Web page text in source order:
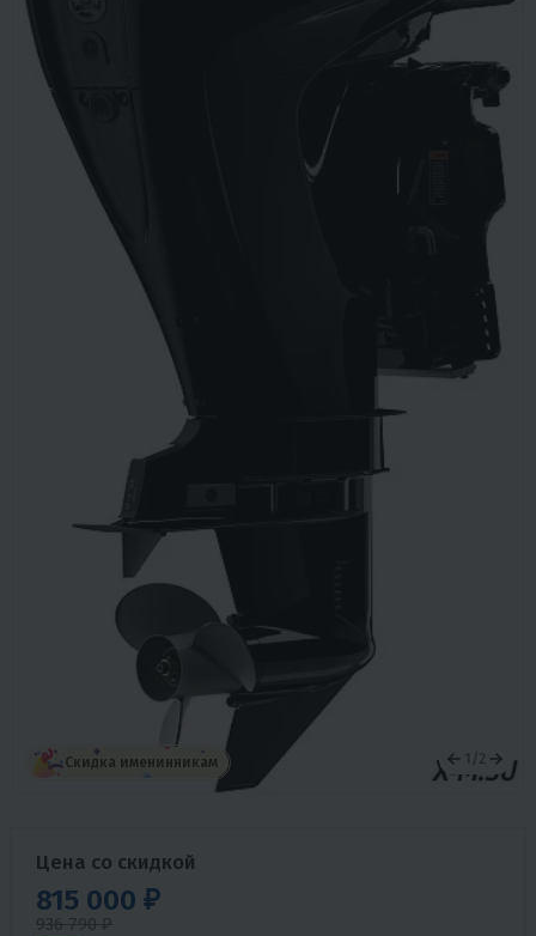
Скидка именинникам 1 / 2
Цена со скидкой
815 000 ₽
936 790 ₽